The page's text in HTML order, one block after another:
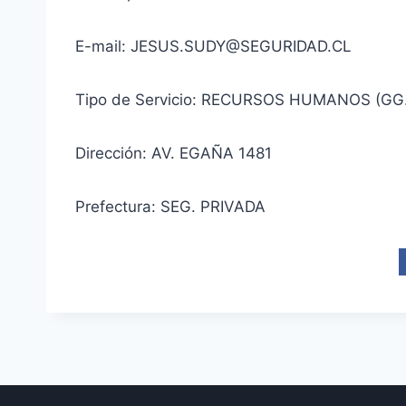
E-mail: JESUS.SUDY@SEGURIDAD.CL
Tipo de Servicio: RECURSOS HUMANOS
Dirección: AV. EGAÑA 1481
Prefectura: SEG. PRIVADA